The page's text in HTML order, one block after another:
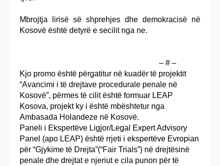
Mbrojtja lirisë së shprehjes dhe demokracisë në
Kosovë është detyrë e secilit nga ne.
– # –
Kjo promo është përgatitur në kuadër të projektit
“Avancimi i të drejtave procedurale penale në
Kosovë”, përmes të cilit është formuar LEAP
Kosova, projekt ky i është mbështetur nga
Ambasada Holandeze në Kosovë.
Paneli i Ekspertëve Ligjor/Legal Expert Advisory
Panel (apo LEAP) është rrjeti i ekspertëve Evropian
për “Gjykime të Drejta”(“Fair Trials”) në drejtësinë
penale dhe drejtat e njeriut e cila punon për të